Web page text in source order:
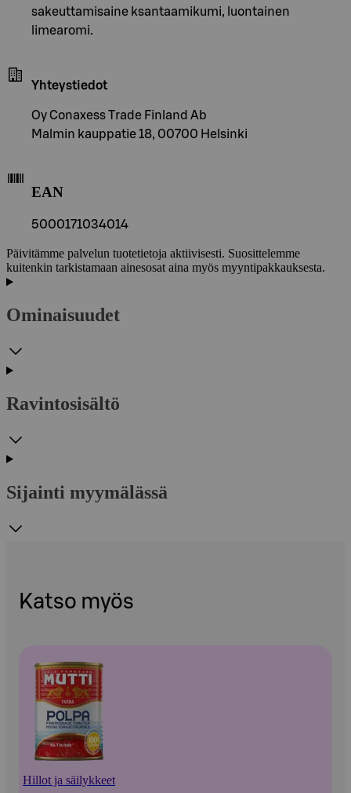
sakeuttamisaine ksantaamikumi, luontainen
limearomi.
Yhteystiedot
Oy Conaxess Trade Finland Ab
Malmin kauppatie 18, 00700 Helsinki
EAN
5000171034014
Päivitämme palvelun tuotetietoja aktiivisesti. Suosittelemme
kuitenkin tarkistamaan ainesosat aina myös myyntipakkauksesta.
Ominaisuudet
Ravintosisältö
Sijainti myymälässä
Katso myös
Hillot ja säilykkeet